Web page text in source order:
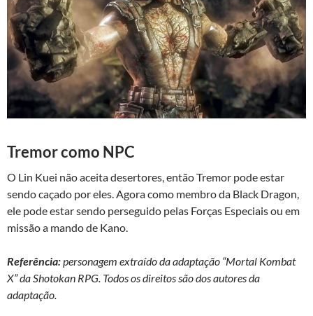
Tremor como NPC
O Lin Kuei não aceita desertores, então Tremor pode estar
sendo caçado por eles. Agora como membro da Black Dragon,
ele pode estar sendo perseguido pelas Forças Especiais ou em
missão a mando de Kano.
Referência:personagem extraído da adaptação “Mortal Kombat
X” da Shotokan RPG. Todos os direitos são dos autores da
adaptação.